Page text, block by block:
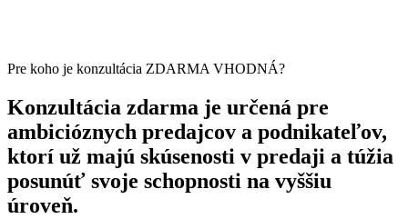
Pre koho je konzultácia ZDARMA VHODNÁ?
Konzultácia zdarma je určená pre
ambicióznych predajcov a podnikateľov,
ktorí už majú skúsenosti v predaji a túžia
posunúť svoje schopnosti na vyššiu
úroveň.